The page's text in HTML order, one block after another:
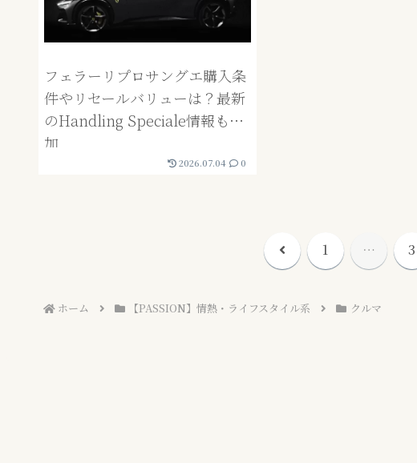
フェラーリプロサングエ購入条
件やリセールバリューは？最新
のHandling Speciale情報も追
加
2026.07.04 0
前
1 … 3
ホーム 【PASSION】情熱・ライフスタイル系 クルマ